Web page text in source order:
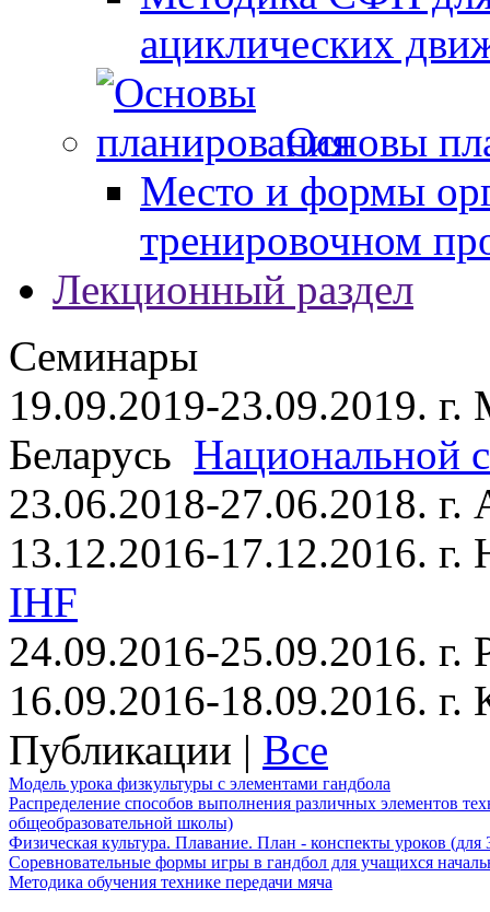
ациклических
Основы
Место и формы
тренировочном
Лекционный раздел
Семинары
19.09.2019-23.09.2019. г.
Беларусь Национальной
23.06.2018-27.06.2018.
13.12.2016-17.12.2016.
IHF
24.09.2016-25.09.2016. г.
16.09.2016-18.09.2016.
Публикации | Все
Модель урока физкультуры с элементами гандбола
Распределение способов выполнения различных элементов
общеобразовательной школы)
Физическая культура. Плавание. План - конспекты уроков (для
Соревновательные формы игры в гандбол для учащихся
Методика обучения технике передачи мяча